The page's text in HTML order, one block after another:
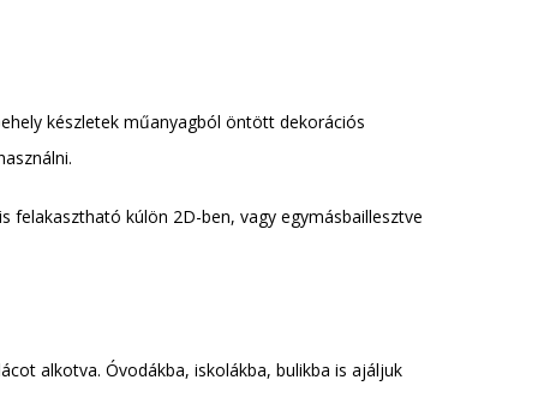
készletek műanyagból öntött dekorációs
felakasztható kúlön 2D-ben, vagy egymásbaillesztve
alkotva. Óvodákba, iskolákba, bulikba is ajáljuk